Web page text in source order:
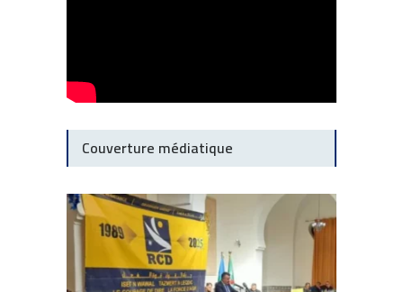
Couverture médiatique